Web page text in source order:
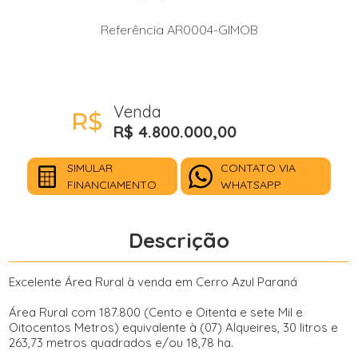
Referência AR0004-GIMOB
Venda
R$ 4.800.000,00
SIMULAR
FINANCIAMENTO
CONTATO VIA
WHATSAPP
Descrição
Excelente Área Rural à venda em Cerro Azul Paraná
Área Rural com 187.800 (Cento e Oitenta e sete Mil e
Oitocentos Metros) equivalente à (07) Alqueires, 30 litros e
263,73 metros quadrados e/ou 18,78 ha.